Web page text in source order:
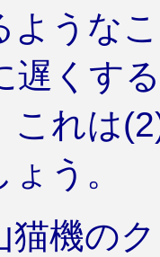
ような
遅くす
これは
う。
機の